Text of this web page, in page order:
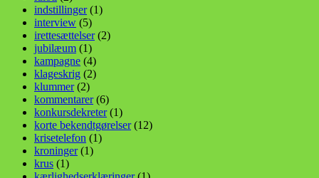
indstillinger(1)
interview (5)
irettesættelser(2)
jubilæum (1)
kampagne (4)
klageskrig (2)
klummer(2)
kommentarer(6)
konkursdekreter(1)
korte bekendtgørelser(12)
krisetelefon (1)
kroninger(1)
krus (1)